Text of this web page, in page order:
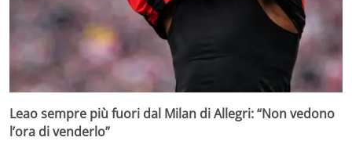
Leao sempre più fuori dal Milan di Allegri: “Non vedono
l’ora di venderlo”